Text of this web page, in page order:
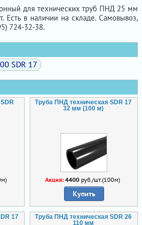
для технических труб ПНД 25 мм
Есть в наличии на складе. Самовывоз,
724-32-38.
SDR 17
Труба ПНД техническая SDR 17
32 мм (100 м)
Акция: 4400 руб./шт.(100м)
Купить
17
Труба ПНД техническая SDR 26
110 мм